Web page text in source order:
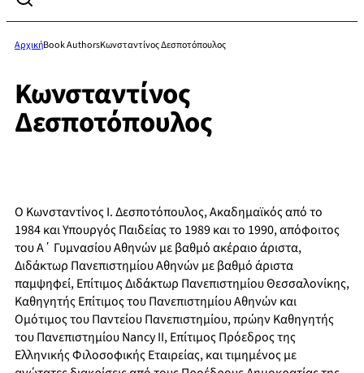
ΑρχικήBook AuthorsΚωνσταντίνος Δεσποτόπουλος
Κωνσταντίνος
Δεσποτόπουλος
Ο Κωνσταντίνος Ι. Δεσποτόπουλος, Ακαδημαϊκός από το
1984 και Υπουργός Παιδείας το 1989 και το 1990, απόφοιτος
του Α΄ Γυμνασίου Αθηνών με βαθμό ακέραιο άριστα,
Διδάκτωρ Πανεπιστημίου Αθηνών με βαθμό άριστα
παμψηφεί, Επίτιμος Διδάκτωρ Πανεπιστημίου Θεσσαλονίκης,
Καθηγητής Επίτιμος του Πανεπιστημίου Αθηνών και
Ομότιμος του Παντείου Πανεπιστημίου, πρώην Καθηγητής
του Πανεπιστημίου Nancy II, Επίτιμος Πρόεδρος της
Ελληνικής Φιλοσοφικής Εταιρείας, και τιμημένος με